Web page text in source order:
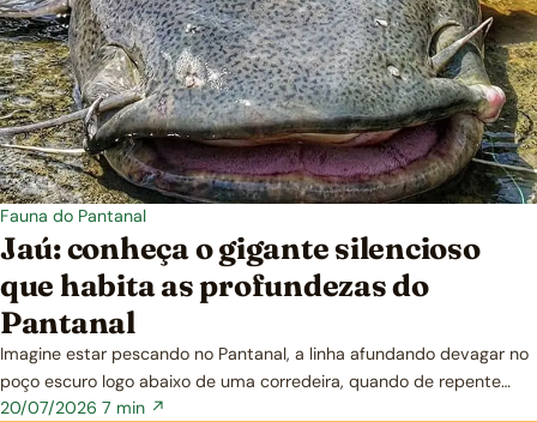
Fauna do Pantanal
Jaú: conheça o gigante silencioso
que habita as profundezas do
Pantanal
Imagine estar pescando no Pantanal, a linha afundando devagar no
poço escuro logo abaixo de uma corredeira, quando de repente…
20/07/2026 7 min ↗